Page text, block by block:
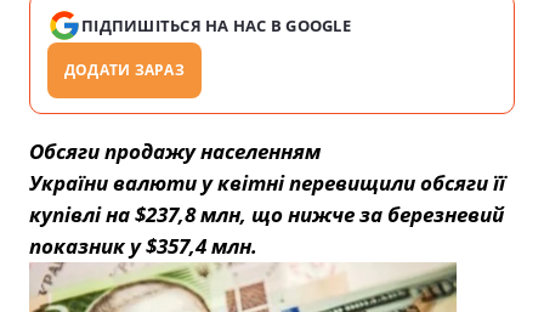
ПІДПИШІТЬСЯ НА НАС В GOOGLE
ДОДАТИ ЗАРАЗ
Обсяги продажу населенням
України валюти у квітні перевищили обсяги її
купівлі на $237,8 млн, що нижче за березневий
показник у $357,4 млн.